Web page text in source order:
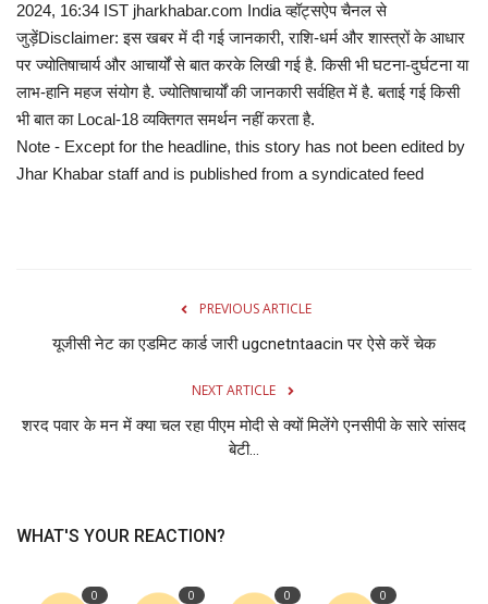
2024, 16:34 IST jharkhabar.com India व्हॉट्सऐप चैनल से
जुड़ेंDisclaimer: इस खबर में दी गई जानकारी, राशि-धर्म और शास्त्रों के आधार
पर ज्योतिषाचार्य और आचार्यों से बात करके लिखी गई है. किसी भी घटना-दुर्घटना या
लाभ-हानि महज संयोग है. ज्योतिषाचार्यों की जानकारी सर्वहित में है. बताई गई किसी
भी बात का Local-18 व्यक्तिगत समर्थन नहीं करता है.
Note - Except for the headline, this story has not been edited by
Jhar Khabar staff and is published from a syndicated feed
PREVIOUS ARTICLE
यूजीसी नेट का एडमिट कार्ड जारी ugcnetntaacin पर ऐसे करें चेक
NEXT ARTICLE
शरद पवार के मन में क्या चल रहा पीएम मोदी से क्यों मिलेंगे एनसीपी के सारे सांसद
बेटी...
WHAT'S YOUR REACTION?
0 0 0 0